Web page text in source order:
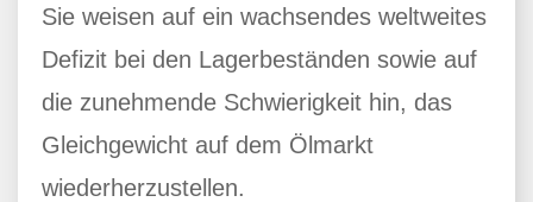
Sie weisen auf ein wachsendes weltweites
Defizit bei den Lagerbeständen sowie auf
die zunehmende Schwierigkeit hin, das
Gleichgewicht auf dem Ölmarkt
wiederherzustellen.